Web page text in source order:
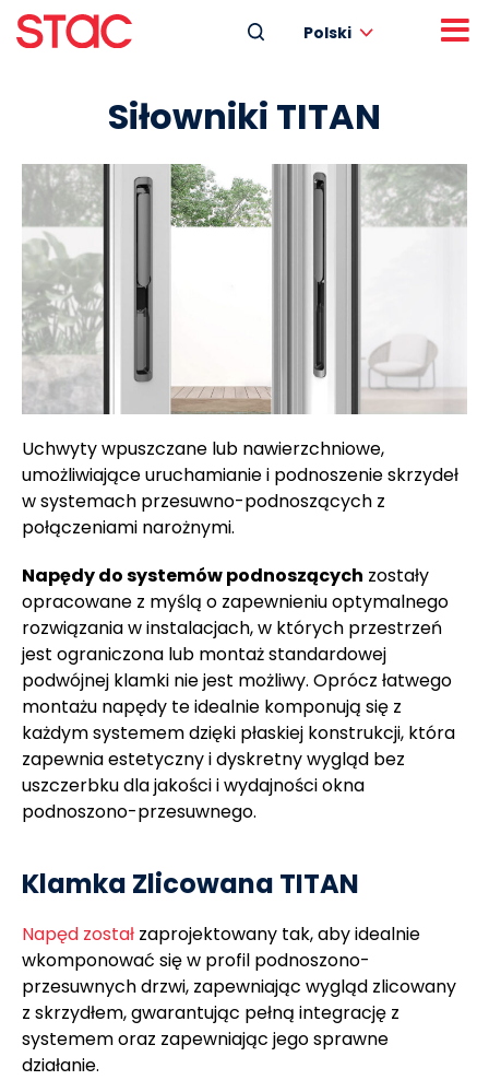
Polski
Siłowniki TITAN
Uchwyty wpuszczane lub nawierzchniowe,
umożliwiające uruchamianie i podnoszenie skrzydeł
w systemach przesuwno-podnoszących z
połączeniami narożnymi.
Napędy do systemów podnoszących zostały
opracowane z myślą o zapewnieniu optymalnego
rozwiązania w instalacjach, w których przestrzeń
jest ograniczona lub montaż standardowej
podwójnej klamki nie jest możliwy. Oprócz łatwego
montażu napędy te idealnie komponują się z
każdym systemem dzięki płaskiej konstrukcji, która
zapewnia estetyczny i dyskretny wygląd bez
uszczerbku dla jakości i wydajności okna
podnoszono-przesuwnego.
Klamka Zlicowana TITAN
Napęd został zaprojektowany tak, aby idealnie
wkomponować się w profil podnoszono-
przesuwnych drzwi, zapewniając wygląd zlicowany
z skrzydłem, gwarantując pełną integrację z
systemem oraz zapewniając jego sprawne
działanie.